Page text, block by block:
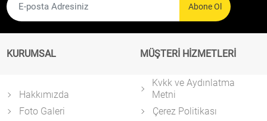
Abone Ol
KURUMSAL
Hakkımızda
Foto Galeri
MÜŞTERİ HİZMETLERİ
Kvkk ve Aydınlatma
Metni
Çerez Politikası